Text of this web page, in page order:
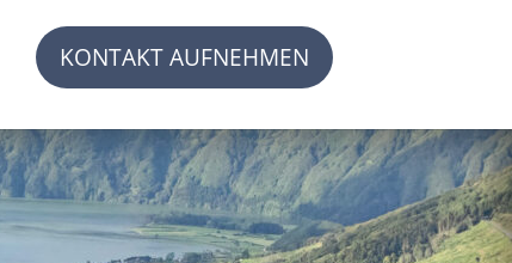
KONTAKT AUFNEHMEN